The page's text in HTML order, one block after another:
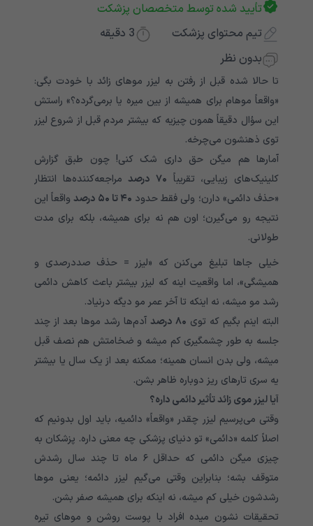
تأیید شده توسط متخصصان پزشکت
تیم محتوای پزشکت
3 دقیقه
بدون نظر
تا حالا شده قبل از رفتن به لیزر موهای زائد با خودت بگی:
«واقعاً موهام برای همیشه از بین میره یا برمی‌گرده؟» راستش
این سؤال دقیقاً همون چیزیه که بیشتر مردم قبل از شروع لیزر
توی ذهنشون می‌چرخه.
آمارها هم میگن حق داری شک کنی! چون طبق گزارش
کلینیک‌های زیبایی، تقریباً ۷۰ درصدمراجعه‌کننده‌ها انتظار
«حذف دائمی» دارن؛ ولی فقط حدود ۴۰تا ۵۰ درصدواقعاً این
نتیجه رو می‌گیرن؛ اون هم نه برای همیشه، بلکه برای مدت
طولانی.
خیلی جاها تبلیغ می‌کنن که «لیزر = حذف صددرصدی و
همیشگی»، اما واقعیت اینه که لیزر بیشتر باعث کاهش دائمی
رشد مو میشه، نه اینکه تا آخر عمر مو دیگه درنیاد.
البته اینم بگیم که توی ۸۰ درصد آدم‌ها رشد موها بعد از چند
جلسه به طور چشمگیری کم میشه و ضخامتش هم نصف قبل
میشه، ولی بدن انسان همینه؛ ممکنه بعد از یک سال یا بیشتر
یه سری تارهای ریز دوباره ظاهر بشن.
آیا لیزر موی زائد تأثیر دائمی داره؟
وقتی می‌پرسیم لیزر چقدر «واقعاً» دائمیه، باید اول بدونیم که
اصلاً کلمه «دائمی» تو دنیای پزشکی چه معنی داره. پزشکان به
چیزی میگن دائمی که حداقل ۶ ماه تا چند سال رشدش
متوقف بشه؛ بنابراین وقتی می‌گیم لیزر دائمه؛ یعنی موها
رشدشون خیلی کم میشه، نه اینکه برای همیشه صفر بشن.
تحقیقات نشون میده افراد با پوست روشن و موهای تیره